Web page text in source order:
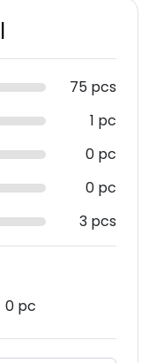
75 pcs
1 pc
0 pc
0 pc
3 pcs
0 pc